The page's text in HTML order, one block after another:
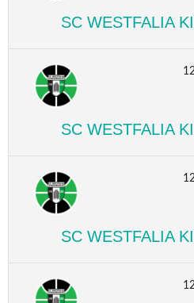
SC WESTFALIA
SC WESTFALIA
SC WESTFALIA